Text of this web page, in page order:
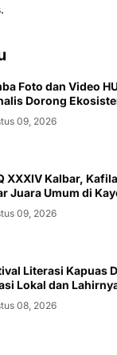
Foto dan Video
Dorong
09, 2026
XXXIV Kalbar,
Juara Umum di
09, 2026
Literasi Kapuas
Lokal dan
08, 2026